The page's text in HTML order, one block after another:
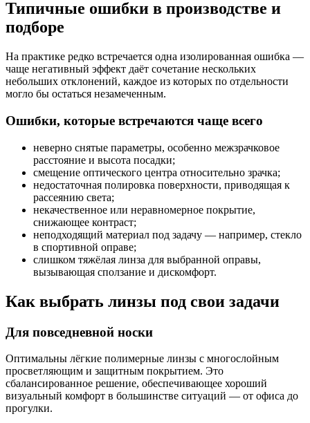
Типичные ошибки в производстве и
подборе
На практике редко встречается одна изолированная ошибка —
чаще негативный эффект даёт сочетание нескольких
небольших отклонений, каждое из которых по отдельности
могло бы остаться незамеченным.
Ошибки, которые встречаются чаще всего
неверно снятые параметры, особенно межзрачковое
расстояние и высота посадки;
смещение оптического центра относительно зрачка;
недостаточная полировка поверхности, приводящая к
рассеянию света;
некачественное или неравномерное покрытие,
снижающее контраст;
неподходящий материал под задачу — например, стекло
в спортивной оправе;
слишком тяжёлая линза для выбранной оправы,
вызывающая сползание и дискомфорт.
Как выбрать линзы под свои задачи
Для повседневной носки
Оптимальны лёгкие полимерные линзы с многослойным
просветляющим и защитным покрытием. Это
сбалансированное решение, обеспечивающее хороший
визуальный комфорт в большинстве ситуаций — от офиса до
прогулки.